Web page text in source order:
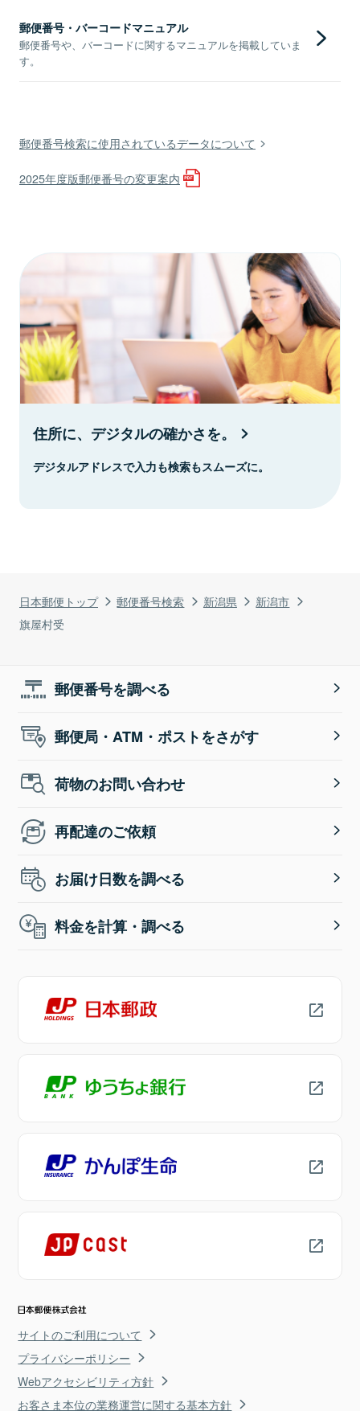
日本郵便トップ 郵便番号検索 新潟県
新潟市
旗屋村受
郵便番号・バーコードマニュアル
郵便番号や、バーコードに関するマニュアルを掲載していま
す。
郵便番号検索に使用されているデータについて
2025年度版郵便番号の変更案内
住所に、デジタルの確かさを。
デジタルアドレスで入力も検索もスムーズに。
郵便番号を調べる
郵便局・ATM・ポストをさがす
荷物のお問い合わせ
再配達のご依頼
お届け日数を調べる
料金を計算・調べる
サイトのご利用について
プライバシーポリシー
Webアクセシビリティ方針
お客さま本位の業務運営に関する基本方針